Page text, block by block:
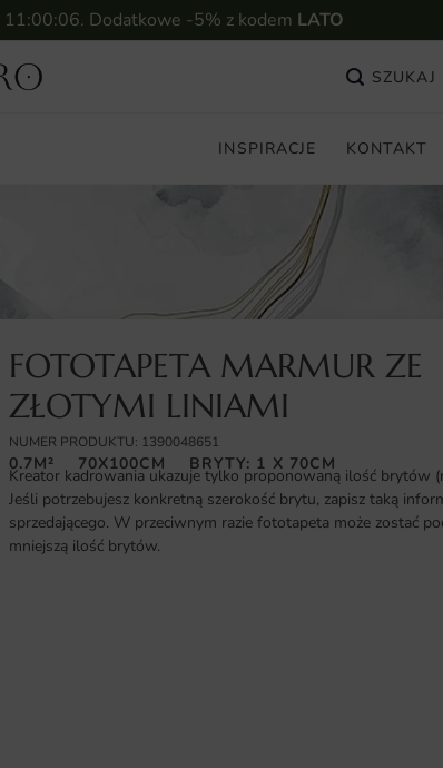
11:00:05. Dodatkowe -5% z kodem LATO
INSPIRACJE KONTAKT
FOTOTAPETA MARMUR ZE
ZŁOTYMI LINIAMI
NUMER PRODUKTU: 1390048651
0.7M² 70X100CM BRYTY: 1 X 70CM
Kreator kadrowania ukazuje tylko proponowaną ilość brytów
Jeśli potrzebujesz konkretną szerokość brytu, zapisz taką
sprzedającego. W przeciwnym razie fototapeta może zostać
mniejszą ilość brytów.